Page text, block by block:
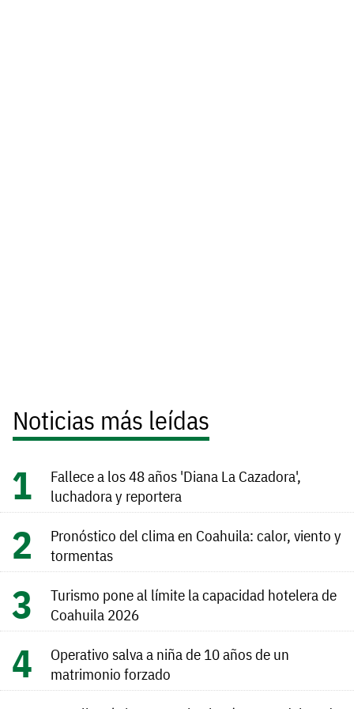
Noticias más leídas
Fallece a los 48 años 'Diana La Cazadora',
luchadora y reportera
Pronóstico del clima en Coahuila: calor, viento y
tormentas
Turismo pone al límite la capacidad hotelera de
Coahuila 2026
Operativo salva a niña de 10 años de un
matrimonio forzado